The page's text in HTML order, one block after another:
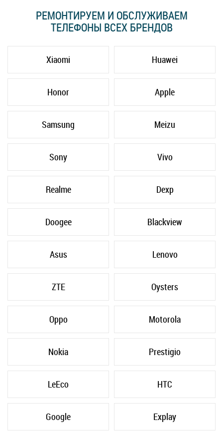
РЕМОНТИРУЕМ И ОБСЛУЖИВАЕМ
ТЕЛЕФОНЫ ВСЕХ БРЕНДОВ
Xiaomi Huawei
Honor Apple
Samsung Meizu
Sony Vivo
Realme Dexp
Doogee Blackview
Asus Lenovo
ZTE Oysters
Oppo Motorola
Nokia Prestigio
LeEco HTC
Google Explay